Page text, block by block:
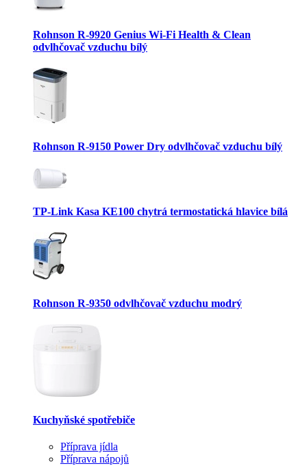
Rohnson R-9920 Genius Wi-Fi Health & Clean
odvlhčovač vzduchu bílý
Rohnson R-9150 Power Dry odvlhčovač vzduchu bílý
TP-Link Kasa KE100 chytrá termostatická hlavice bílá
Rohnson R-9350 odvlhčovač vzduchu modrý
Kuchyňské spotřebiče
Příprava jídla
Příprava nápojů